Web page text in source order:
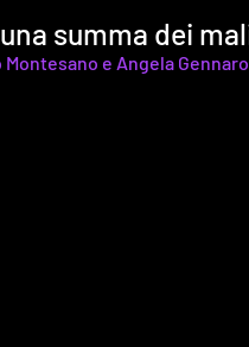
summa dei
Montesano e Angela Gennaro